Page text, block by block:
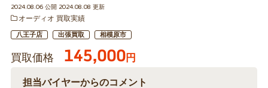
2024.08.06 公開 2024.08.08 更新
オーディオ 買取実績
八王子店 出張買取 相模原市
買取価格 145,000円
担当バイヤーからのコメント